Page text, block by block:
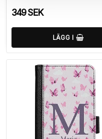
349 SEK
LÄGG I